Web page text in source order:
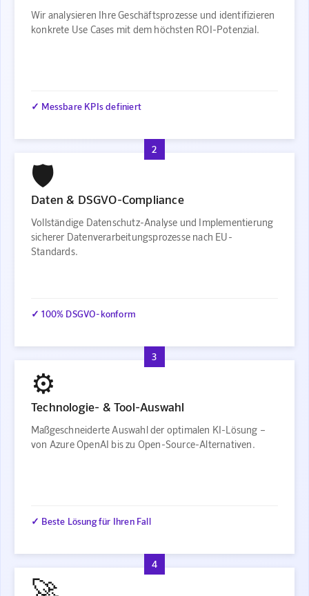
Wir analysieren Ihre Geschäftsprozesse und identifizieren
konkrete Use Cases mit dem höchsten ROI-Potenzial.
✓ Messbare KPIs definiert
2
🛡️
Daten & DSGVO-Compliance
Vollständige Datenschutz-Analyse und Implementierung
sicherer Datenverarbeitungsprozesse nach EU-
Standards.
✓ 100% DSGVO-konform
3
⚙️
Technologie- & Tool-Auswahl
Maßgeschneiderte Auswahl der optimalen KI-Lösung –
von Azure OpenAI bis zu Open-Source-Alternativen.
✓ Beste Lösung für Ihren Fall
4